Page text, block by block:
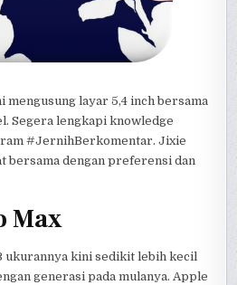
mengusung layar 5,4 inch bersama
Segera lengkapi knowledge
#JernihBerkomentar. Jixie
bersama dengan preferensi dan
Max
ukurannya kini sedikit lebih kecil
generasi pada mulanya. Apple